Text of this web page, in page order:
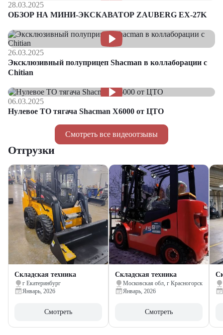
Смотреть все видеоотзывы
28.03.2025
ОБЗОР НА МИНИ-ЭКСКАВАТОР ZAUBERG EX-27K
26.03.2025
Эксклюзивный полуприцеп Shacman в коллаборации с
Chitian
06.03.2025
Нулевое ТО тягача Shacman Х6000 от ЦТО
Отгрузки
Складская техника
г Екатеринбург
Январь, 2026
Смотреть
Складская техника
Московская обл, г Красногорск
Январь, 2026
Смотреть